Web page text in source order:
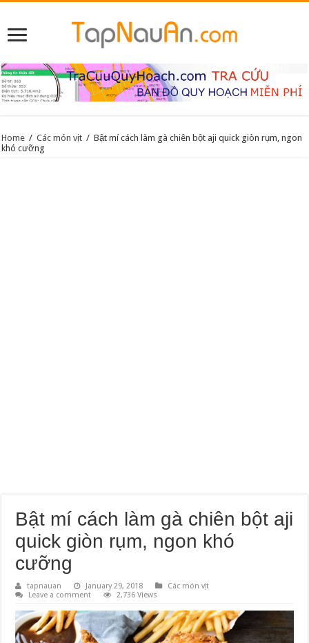
Home / Các món vịt / Bật mí cách làm gà chiên bột aji quick giòn rụm, ngon
khó cưỡng
Bật mí cách làm gà chiên bột aji
quick giòn rụm, ngon khó
cưỡng
tapnauan January 29, 2018
Các món vịt
Leave a comment
2,736 Views